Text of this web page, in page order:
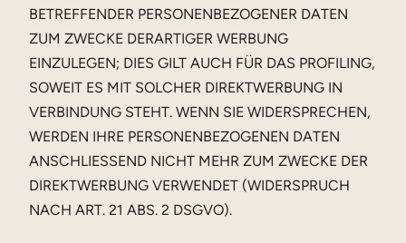
BETREFFENDER PERSONENBEZOGENER DATEN
ZUM ZWECKE DERARTIGER WERBUNG
EINZULEGEN; DIES GILT AUCH FÜR DAS PROFILING,
SOWEIT ES MIT SOLCHER DIREKTWERBUNG IN
VERBINDUNG STEHT. WENN SIE WIDERSPRECHEN,
WERDEN IHRE PERSONENBEZOGENEN DATEN
ANSCHLIESSEND NICHT MEHR ZUM ZWECKE DER
DIREKTWERBUNG VERWENDET (WIDERSPRUCH
NACH ART. 21 ABS. 2 DSGVO).